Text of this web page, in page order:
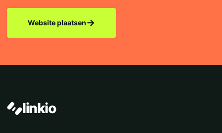
Website plaatsen→
linkio